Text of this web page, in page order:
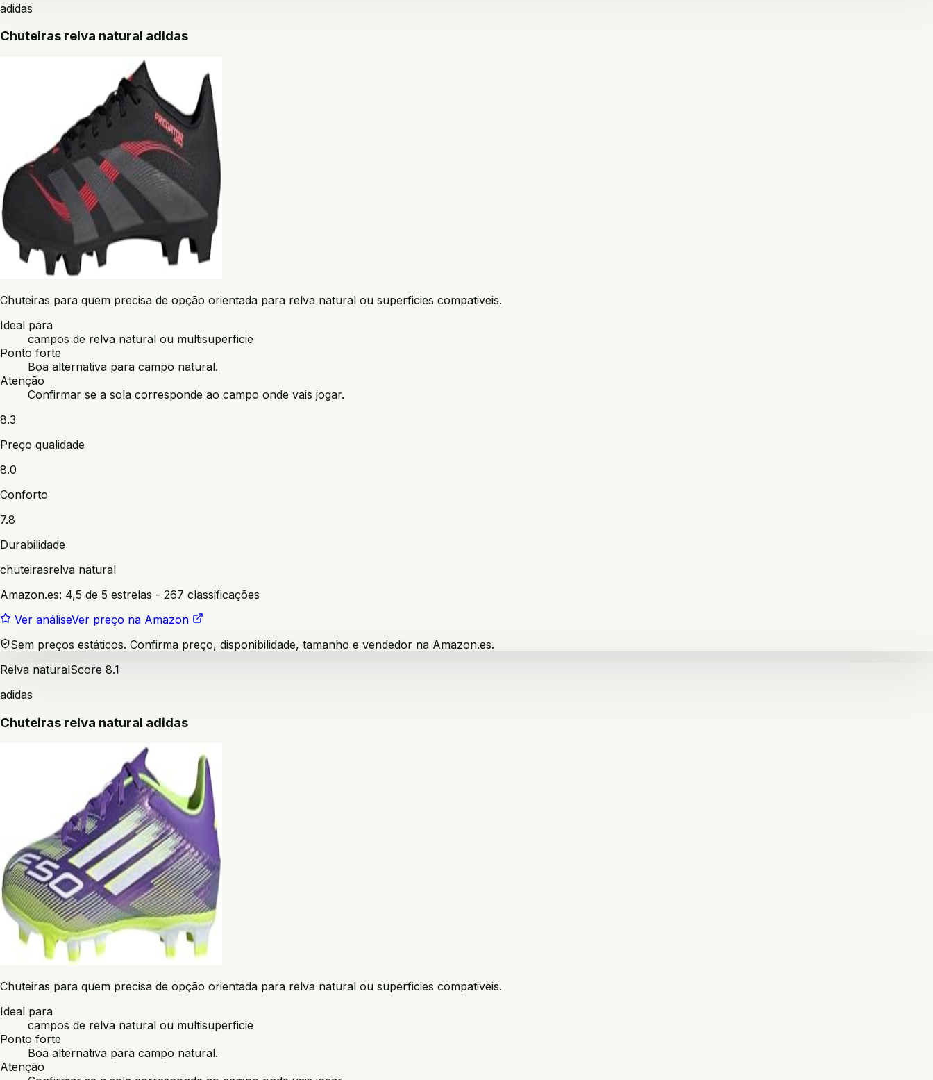
adidas
Chuteiras relva natural adidas
Chuteiras para quem precisa de opção orientada para relva natural ou superficies compativeis.
Ideal para
campos de relva natural ou multisuperficie
Ponto forte
Boa alternativa para campo natural.
Atenção
Confirmar se a sola corresponde ao campo onde vais jogar.
8.3
Preço qualidade
8.0
Conforto
7.8
Durabilidade
chuteirasrelva natural
Amazon.es: 4,5 de 5 estrelas - 267 classificações
Ver análiseVer preço na Amazon
Sem preços estáticos. Confirma preço, disponibilidade, tamanho e vendedor na Amazon.es.
Relva naturalScore 8.1
adidas
Chuteiras relva natural adidas
Chuteiras para quem precisa de opção orientada para relva natural ou superficies compativeis.
Ideal para
campos de relva natural ou multisuperficie
Ponto forte
Boa alternativa para campo natural.
Atenção